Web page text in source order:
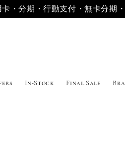
・分期・行動支付・無卡分期
In-Stock Final Sale